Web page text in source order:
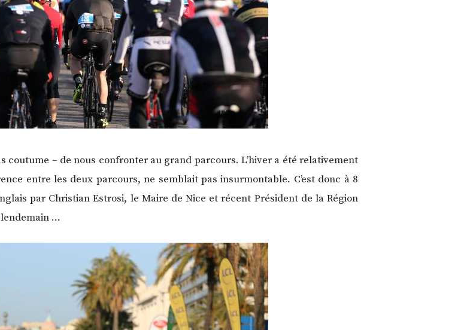
coutume – de nous confronter au grand parcours. L’hiver a été relativement
entre les deux parcours, ne semblait pas insurmontable. C’est donc à 8
par Christian Estrosi, le Maire de Nice et récent Président de la Région
lendemain …